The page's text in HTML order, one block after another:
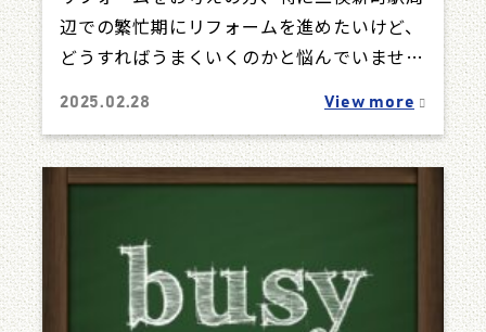
辺での繁忙期にリフォームを進めたいけど、
どうすればうまくいくのかと悩んでいません
2025.02.28 View more